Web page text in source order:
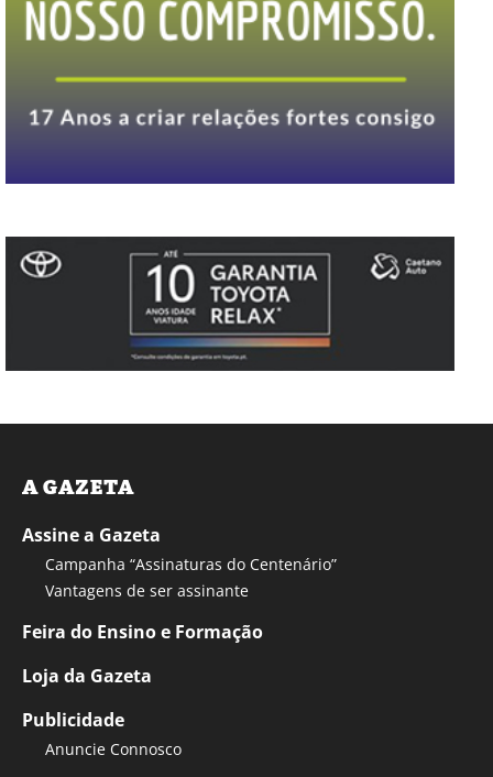
A GAZETA
Assine a Gazeta
Campanha “Assinaturas do Centenário”
Vantagens de ser assinante
Feira do Ensino e Formação
Loja da Gazeta
Publicidade
Anuncie Connosco